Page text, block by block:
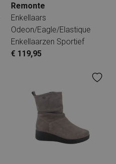
Remonte
Enkellaars
Odeon/Eagle/Elastique
Enkellaarzen Sportief
€ 119,95